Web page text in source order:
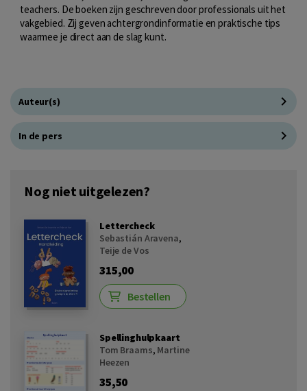
teachers. De boeken zijn geschreven door professionals uit het
vakgebied. Zij geven achtergrondinformatie en praktische tips
waarmee je direct aan de slag kunt.
Auteur(s)
In de pers
Nog niet uitgelezen?
Lettercheck
Sebastián Aravena,
Teije de Vos
315,00
Bestellen
Spellinghulpkaart
Tom Braams, Martine
Heezen
35,50